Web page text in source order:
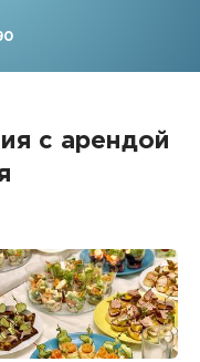
с арендой